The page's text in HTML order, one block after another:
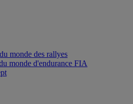
monde des rallyes
monde d'endurance FIA